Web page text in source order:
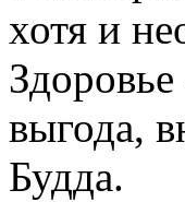
хотя и
выгода,
Будда.